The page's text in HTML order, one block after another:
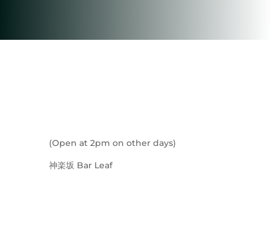
(Open at 2pm on other days)
神楽坂 Bar Leaf